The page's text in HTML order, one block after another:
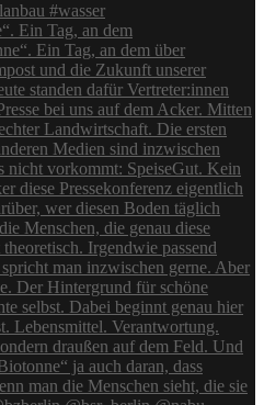
Ein Tag, an dem